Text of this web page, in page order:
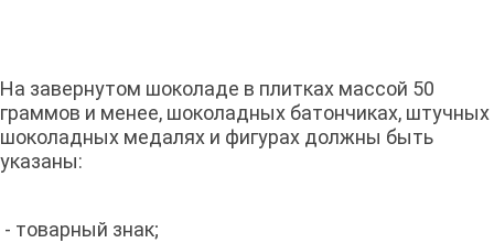
На завернутом шоколаде в плитках массой 50
граммов и менее, шоколадных батончиках, штучных
шоколадных медалях и фигурах должны быть
указаны:
- товарный знак;